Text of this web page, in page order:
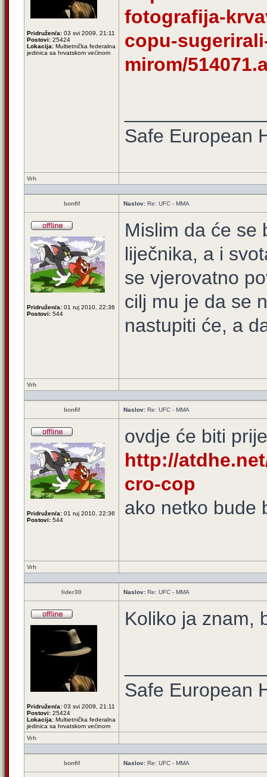
Pridružen/a: 03 svi 2009, 21:11
Postovi: 25424
Lokacija: Multietnička federalna
jedinica sa hrvatskom većinom
fotografija-
copu-
mirom/
Safe European
Vrh
bonfif Naslov: Re: UFC - MMA
Pridružen/a: 01 ruj 2010, 22:36
Postovi: 544
Mislim da će se
liječnika, a i
se vjerovatno
cilj mu je da se
nastupiti će, a
Vrh
bonfif Naslov: Re: UFC - MMA
Pridružen/a: 01 ruj 2010, 22:36
Postovi: 544
ovdje će biti
http://
cro-cop
ako netko bude
Vrh
lider30 Naslov: Re: UFC - MMA
Pridružen/a: 03 svi 2009, 21:11
Postovi: 25424
Lokacija: Multietnička federalna
jedinica sa hrvatskom većinom
Koliko ja znam,
Safe European
Vrh
bonfif Naslov: Re: UFC - MMA